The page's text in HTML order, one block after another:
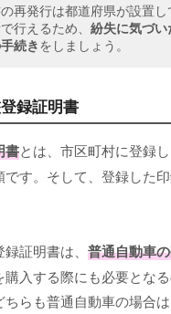
再発行は都道府県が設置し
行えるため、 紛失に気づ
続きをしましょう。
録証明書
書とは、市区町村に登録
です。そして、登録した
証明書は、 普通自動車
入する際にも必要とな
ちらも普通自動車の場合